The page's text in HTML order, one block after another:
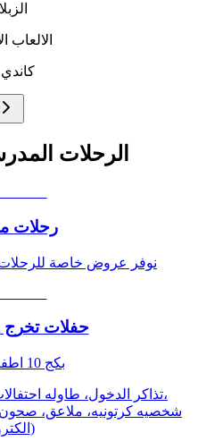
الالعاب
كاندي
الرحلات
رحلات
نوفر عروض خاصة للرحلات
حفلات تخرج
بكج 10 اطفال شامل
(تذاكر الدخول، طاوله احتفالات، كرسي لكل طفل، كيكه،
شخصيه كرتونيه، ملاعق،
الكترونية)